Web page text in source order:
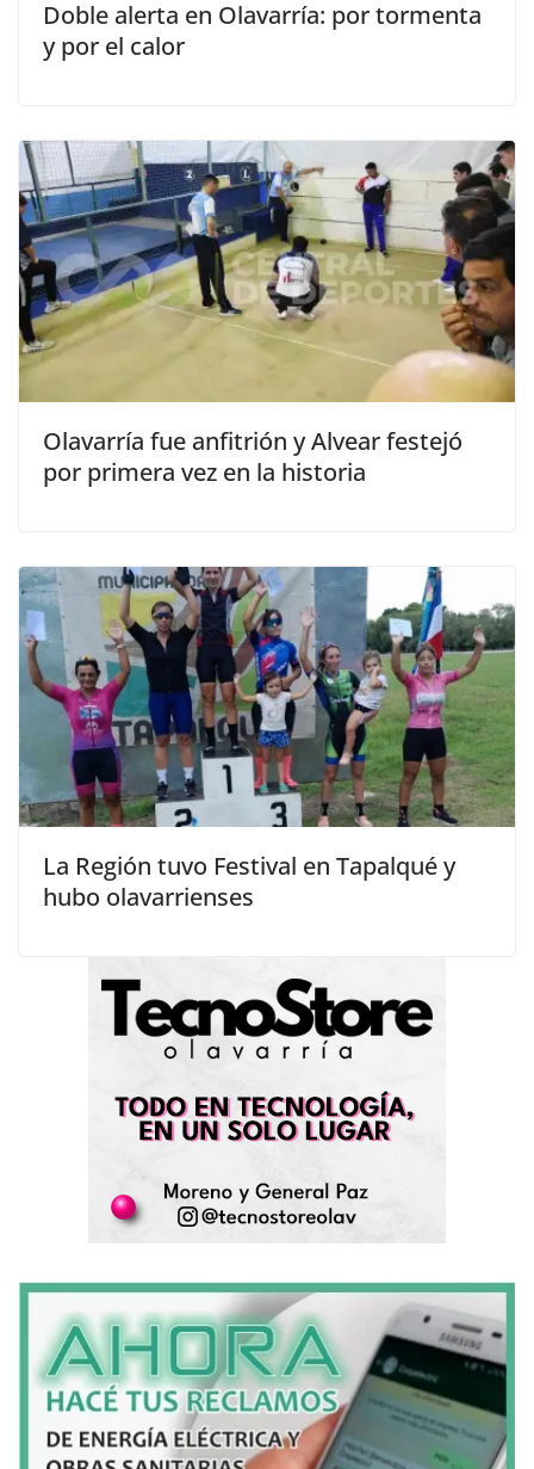
Doble alerta en Olavarría: por tormenta
y por el calor
Olavarría fue anfitrión y Alvear festejó
por primera vez en la historia
La Región tuvo Festival en Tapalqué y
hubo olavarrienses